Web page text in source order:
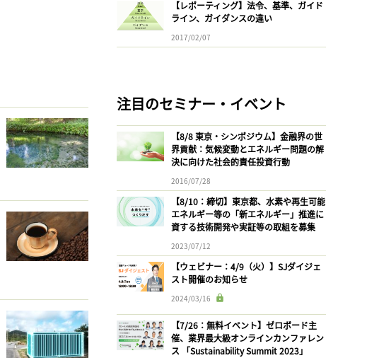
【レポーティング】法令、基準、ガイド
ライン、ガイダンスの違い
2017/02/07
注目のセミナー・イベント
【8/8 東京・シンポジウム】金融界の世
界貢献：気候変動とエネルギー問題の解
決に向けた社会的責任投資行動
2016/07/28
【8/10：締切】東京都、水素や再生可能
エネルギー等の「新エネルギー」推進に
資する技術開発や実証等の取組を募集
2023/07/12
【ウェビナー：4/9（火）】SJダイジェ
スト開催のお知らせ
2024/03/16
【7/26：無料イベント】ゼロボード主
催、業界最大級オンラインカンファレン
ス 「Sustainability Summit 2023」